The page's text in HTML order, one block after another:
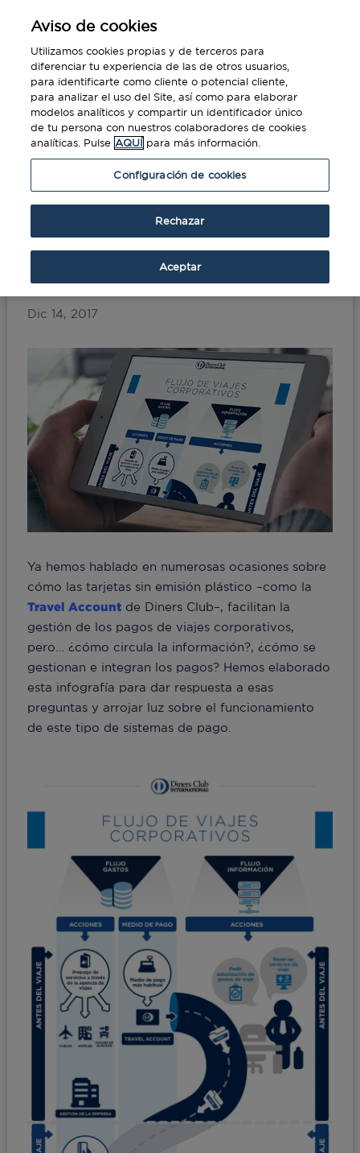
Portada»Flujos de información y pago en
viajes corporativos
Flujos de información y
pago en viajes
corporativos
Dic 14, 2017
Ya hemos hablado en numerosas ocasiones sobre
cómo las tarjetas sin emisión plástico –como la
Travel Accountde Diners Club–, facilitan la
gestión de los pagos de viajes corporativos,
pero… ¿cómo circula la información?, ¿cómo se
gestionan e integran los pagos? Hemos elaborado
esta infografía para dar respuesta a esas
preguntas y arrojar luz sobre el funcionamiento
de este tipo de sistemas de pago.
Aviso de cookies
Utilizamos cookies propias y de terceros para
diferenciar tu experiencia de las de otros usuarios,
para identificarte como cliente o potencial cliente,
para analizar el uso del Site, así como para elaborar
modelos analíticos y compartir un identificador único
de tu persona con nuestros colaboradores de cookies
analíticas. Pulse AQUÍ para más información.
Configuración de cookies
Rechazar
Aceptar